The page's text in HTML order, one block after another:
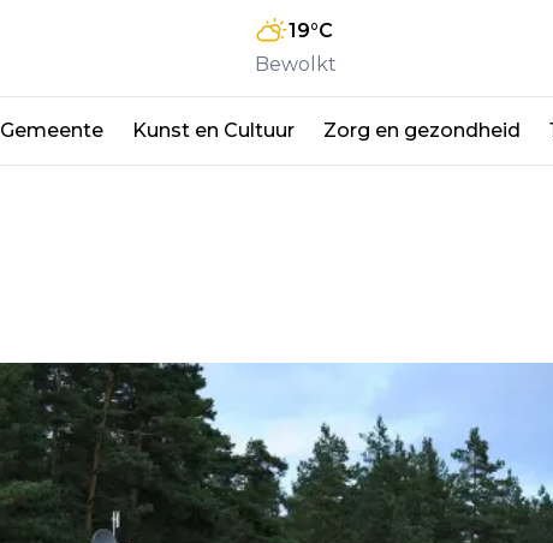
19°C
Bewolkt
Gemeente Kunst en Cultuur Zorg en gezondheid